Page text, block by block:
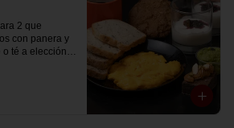
2 que
con panera y
té a elección, 2
y galleta